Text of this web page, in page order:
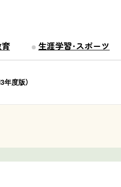
育 生涯学習・スポーツ
年度版）